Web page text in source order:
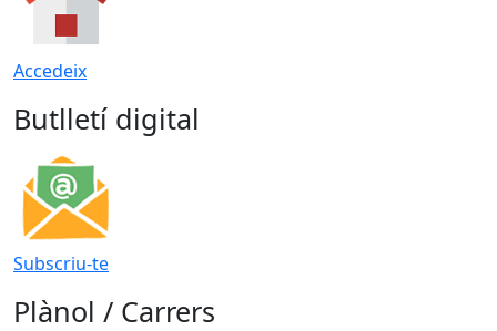
Accedeix
Butlletí digital
Subscriu-te
Plànol / Carrers